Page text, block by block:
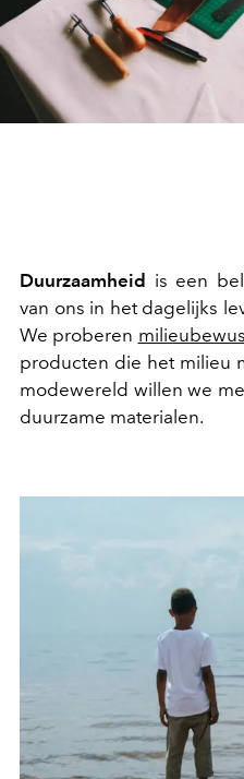
Duurzaamheid is een
van ons in het dagelijks
We proberen
producten die het milieu
modewereld willen we
duurzame materialen.